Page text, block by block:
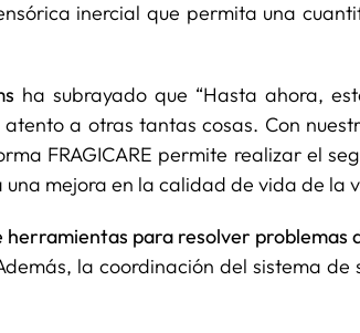
inercial que permita una
ha subrayado que “Hasta ahora,
a otras tantas cosas. Con
FRAGICARE permite realizar el
mejora en la calidad de vida de la
para resolver problemas
la coordinación del sistema